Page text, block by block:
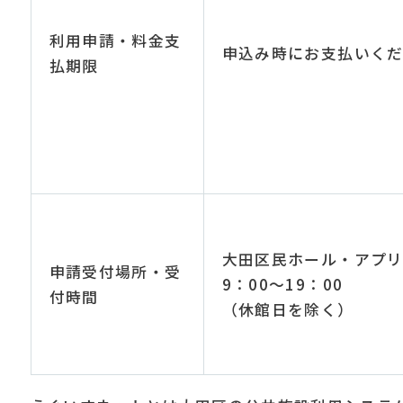
利用申請・料金支
払期限
申込み時にお支払いくだ
申請受付場所・受
付時間
大田区民ホール・アプ
9：00～19：00
（休館日を除く）